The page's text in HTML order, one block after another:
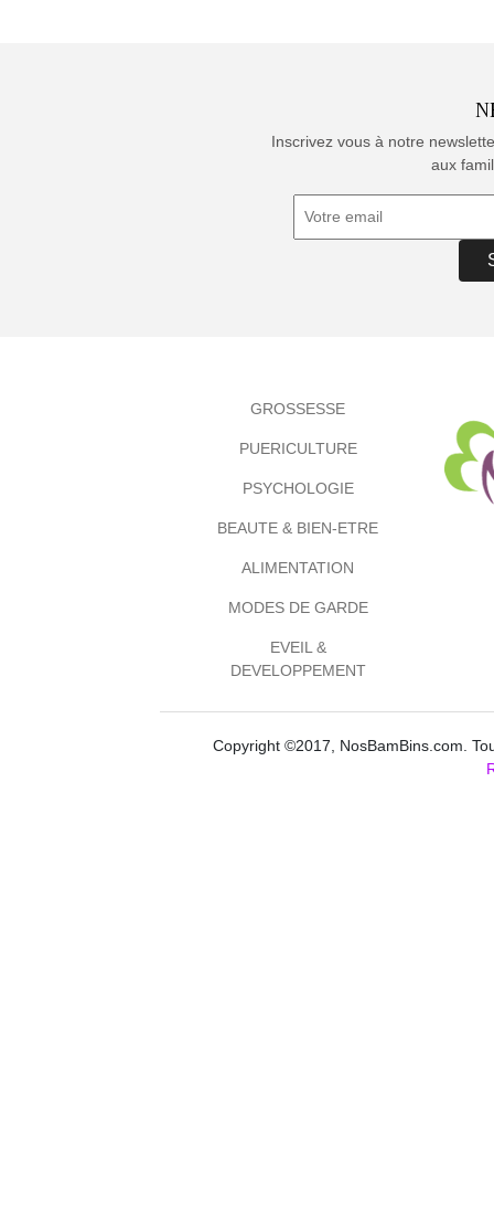
Inscrivez vous à notre
aux
GROSSESSE
PUERICULTURE
PSYCHOLOGIE
BEAUTE & BIEN-ETRE
ALIMENTATION
MODES DE GARDE
EVEIL &
DEVELOPPEMENT
Copyright ©2017, NosBamBins.com.